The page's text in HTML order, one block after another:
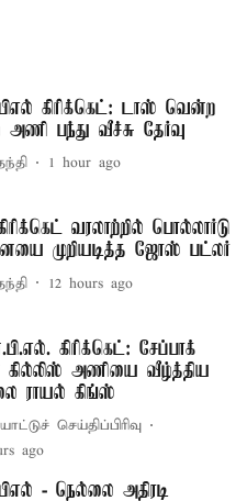
கிரிக்கெட்: டாஸ் வென்ற
அணி பந்து வீச்சு தேர்வு
1 hour ago
வரலாற்றில் பொல்லார்டு
முறியடித்த ஜோஸ் பட்லர்
12 hours ago
கிரிக்கெட்: சேப்பாக்
கில்லிஸ் அணியை வீழ்த்திய
ராயல் கிங்ஸ்
செய்திப்பிரிவு
ago
- நெல்லை அதிரடி